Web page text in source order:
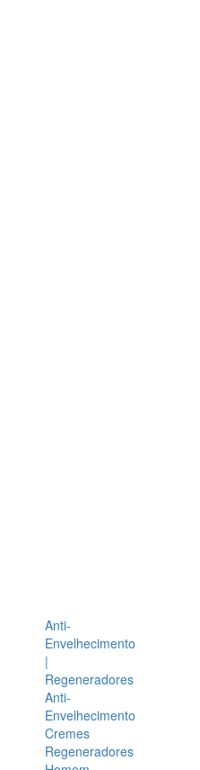
Anti-
Envelhecimento
|
Regeneradores
Anti-
Envelhecimento
Cremes
Regeneradores